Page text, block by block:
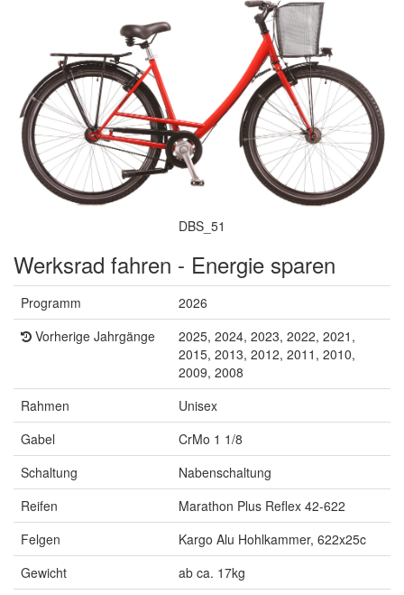
DBS_51
Werksrad fahren - Energie sparen
Programm
2026
Vorherige Jahrgänge
2025, 2024, 2023, 2022, 2021,
2015, 2013, 2012, 2011, 2010,
2009, 2008
Rahmen
Unisex
Gabel
CrMo 1 1/8
Schaltung
Nabenschaltung
Reifen
Marathon Plus Reflex 42-622
Felgen
Kargo Alu Hohlkammer, 622x25c
Gewicht
ab ca. 17kg